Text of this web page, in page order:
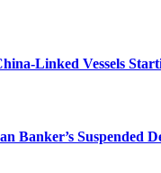
Linked Vessels
Banker’s Suspended